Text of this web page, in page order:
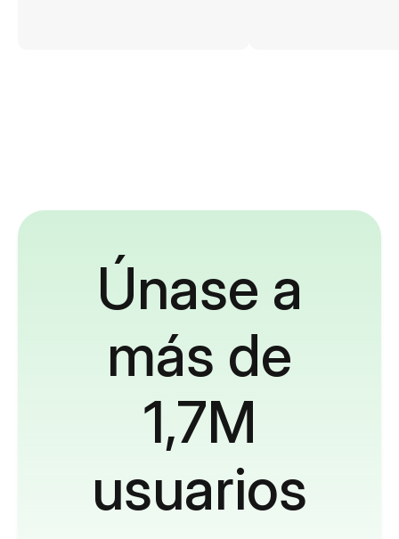
Únase a
más de
1,7M
usuarios